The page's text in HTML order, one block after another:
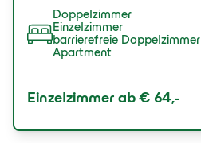
Doppelzimmer
Einzelzimmer
barrierefreie Doppelzimmer
Apartment
Einzelzimmer ab € 64,-